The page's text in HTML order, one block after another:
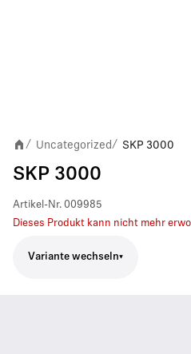
/ Uncategorized/ SKP 3000
SKP 3000
Artikel-Nr. 009985
Dieses Produkt kann nicht mehr
Variante wechseln